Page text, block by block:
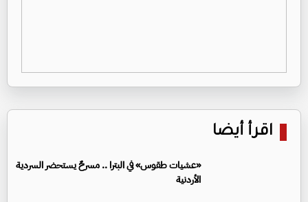
اقرأ أيضا
«عشيات طقوس» في البترا .. مسرحٌ يستحضر السردية
الأردنية